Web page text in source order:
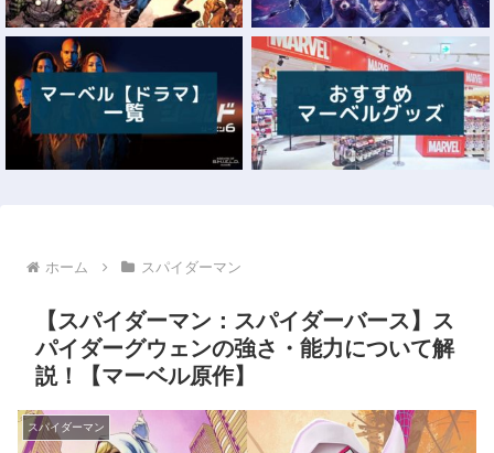
ホーム スパイダーマン
【スパイダーマン：スパイダーバース】ス
パイダーグウェンの強さ・能力について解
説！【マーベル原作】
スパイダーマン